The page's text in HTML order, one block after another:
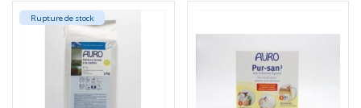
Rupture de stock